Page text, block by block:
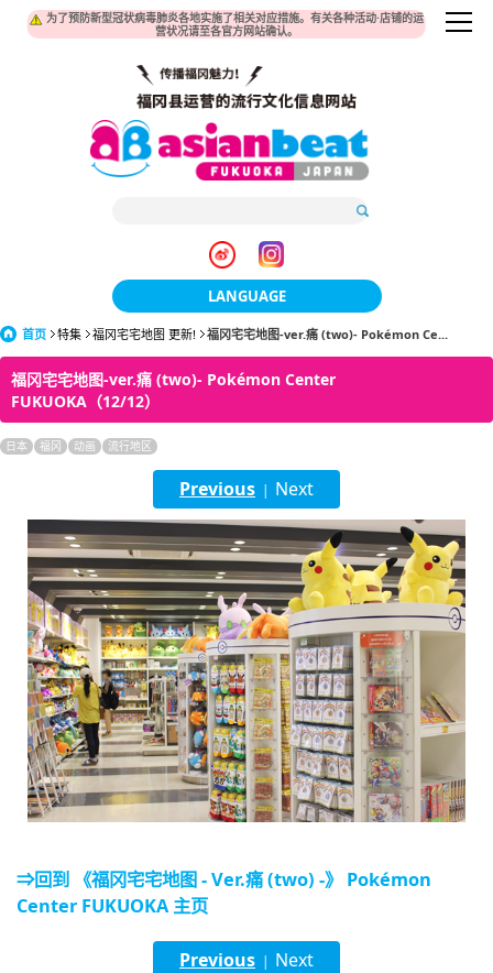
为了预防新型冠状病毒肺炎各地实施了相关对应措施。有关各种活动·店铺的运
营状况请至各官方网站确认。
LANGUAGE
日本語
한국어
簡体中文
繁體中文
English
ภาษาไทย
tiéng Viêt
Bahasa Indonesia
首页 特集 福冈宅宅地图 更新! 福冈宅宅地图-ver.痛 (two)- Pokémon Ce...
福冈宅宅地图-ver.痛 (two)- Pokémon Center
FUKUOKA（12/12）
日本 福冈 动画 流行地区
Previous | Next
⇒回到 《福冈宅宅地图 - Ver.痛 (two) -》 Pokémon
Center FUKUOKA 主页
Previous | Next